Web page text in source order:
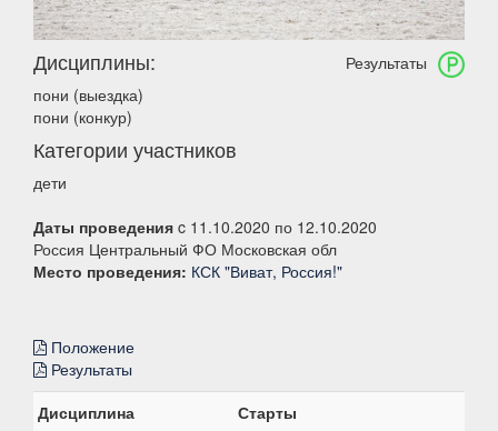
Результаты
Дисциплины:
пони (выездка)
пони (конкур)
Категории участников
дети
Даты проведения c 11.10.2020 по 12.10.2020
Россия Центральный ФО Московская обл
Место проведения: КСК "Виват, Россия!"
Положение
Результаты
Дисциплина
Старты